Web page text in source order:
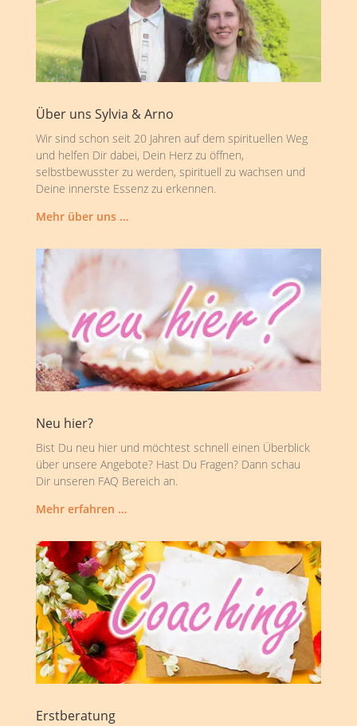
Über uns Sylvia & Arno
Wir sind schon seit 20 Jahren auf dem spirituellen Weg
und helfen Dir dabei, Dein Herz zu öffnen,
selbstbewusster zu werden, spirituell zu wachsen und
Deine innerste Essenz zu erkennen.
Mehr über uns …
Neu hier?
Bist Du neu hier und möchtest schnell einen Überblick
über unsere Angebote? Hast Du Fragen? Dann schau
Dir unseren FAQ Bereich an.
Mehr erfahren …
Erstberatung